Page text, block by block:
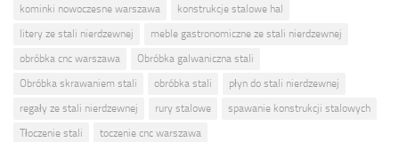
kominki nowoczesne warszawa
konstrukcje stalowe hal
litery ze stali nierdzewnej
meble gastronomiczne ze stali nierdzewnej
obróbka cnc warszawa
Obróbka galwaniczna stali
Obróbka skrawaniem stali
obróbka stali
płyn do stali nierdzewnej
regały ze stali nierdzewnej
rury stalowe
spawanie konstrukcji stalowych
Tłoczenie stali
toczenie cnc warszawa